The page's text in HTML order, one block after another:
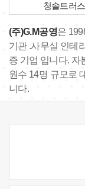
청솔트러
(주)G.M공영은
기관 .사무실 인테
증 기업 입니다. 자
원수 14명 규모로
니다.